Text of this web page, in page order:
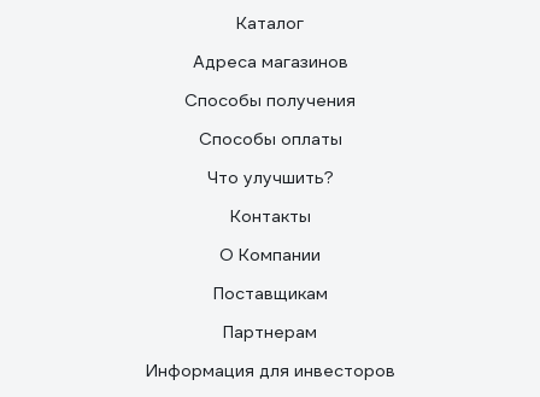
Каталог
Адреса магазинов
Способы получения
Способы оплаты
Что улучшить?
Контакты
О Компании
Поставщикам
Партнерам
Информация для инвесторов